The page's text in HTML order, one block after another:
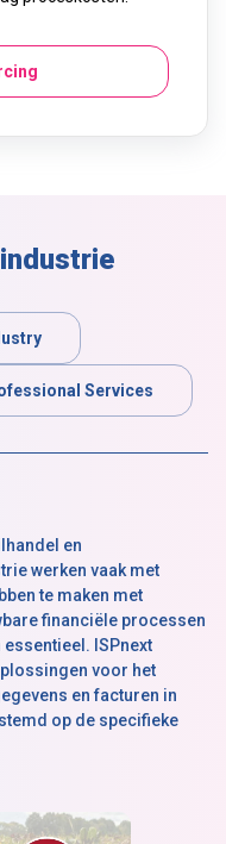
Services
en
werken vaak met
te maken met
financiële processen
ISPnext
voor het
en facturen in
op de specifieke